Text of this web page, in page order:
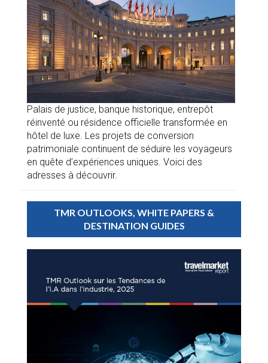
Palais de justice, banque historique, entrepôt
réinventé ou résidence officielle transformée en
hôtel de luxe. Les projets de conversion
patrimoniale continuent de séduire les voyageurs
en quête d’expériences uniques. Voici des
adresses à découvrir.
TMR OUTLOOKS, WHITE PAPERS &
DESTINATION GUIDES